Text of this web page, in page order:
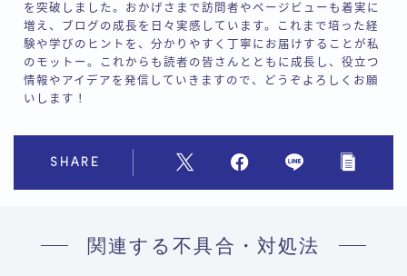
を突破しました。おかげさまで訪問者やページビューも着実に
増え、ブログの成長を日々実感しています。これまで培った経
験や学びのヒントを、分かりやすく丁寧にお届けすることが私
のモットー。これからも読者の皆さんとともに成長し、役立つ
情報やアイデアを発信していきますので、どうぞよろしくお願
いします！
SHARE
関連する不具合・対処法